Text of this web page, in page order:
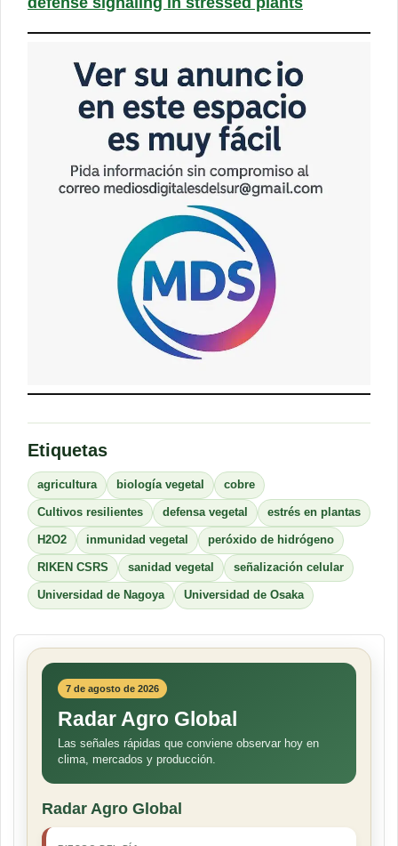
Etiquetas
agricultura biología vegetal cobre
Cultivos resilientes defensa vegetal estrés en plantas
H2O2 inmunidad vegetal peróxido de hidrógeno
RIKEN CSRS sanidad vegetal señalización celular
Universidad de Nagoya Universidad de Osaka
7 de agosto de 2026
Radar Agro Global
Las señales rápidas que conviene observar hoy en
clima, mercados y producción.
Radar Agro Global